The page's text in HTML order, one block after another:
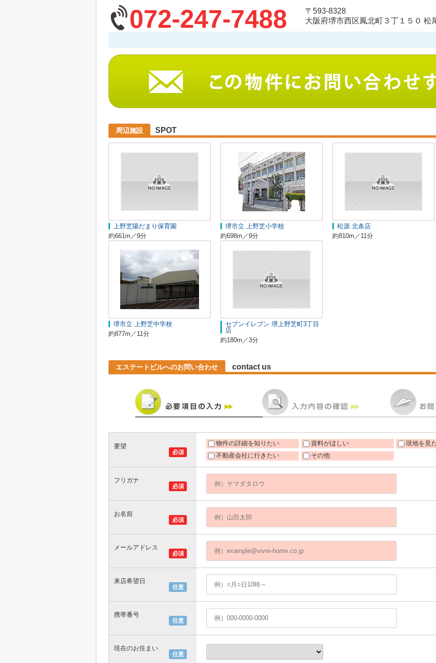
072-247-7488
〒593-8328
大阪府堺市西区鳳北町３丁１５０ 松
周辺施設 SPOT
上野芝陽だまり保育園
約661m／9分
堺市立 上野芝小学校
約698m／9分
松源 北条店
約810m／11分
堺市立 上野芝中学校
約877m／11分
セブンイレブン 堺上野芝町3丁目
店
約180m／3分
エステートビルへのお問い合わせ contact us
必須
要望 物件の詳細を知りたい 資料がほしい
現地を見
不動産会社に行きたい
その他
必須
フリガナ
必須
お名前
必須
メールアドレス
任意
来店希望日
任意
携帯番号
任意
現在のお住まい